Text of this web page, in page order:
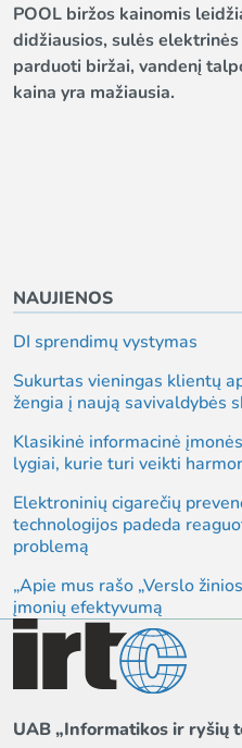
POOL biržos kainomis
didžiausios, sulės
parduoti biržai, vandenį
kaina yra mažiausia.
NAUJIENOS
DI sprendimų vystymas
Sukurtas vieningas klientų
žengia į naują savivaldybės
Klasikinė informacinė
lygiai, kurie turi veikti
Elektroninių cigarečių
technologijos padeda
problemą
„Apie mus rašo „Verslo
įmonių efektyvumą
UAB „Informatikos ir ryšių